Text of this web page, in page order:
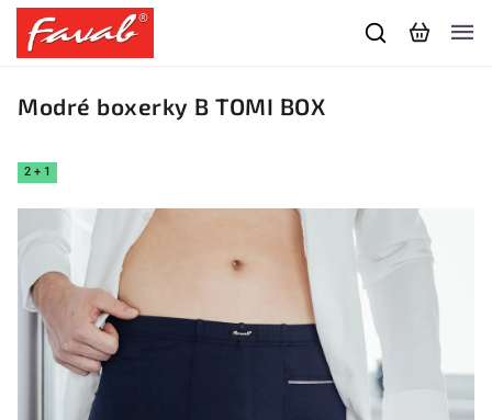
Modré boxerky B TOMI BOX
2 + 1